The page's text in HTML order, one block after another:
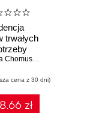
trwałych
JPK
Magdalena Chomuszko
cena z 30 dni)
zł